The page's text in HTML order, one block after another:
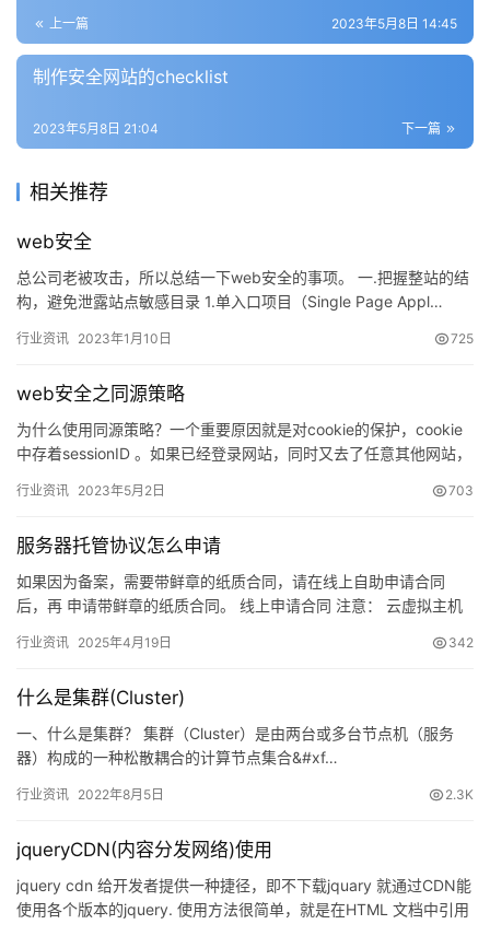
公
答
社
区
速
盾
动
上一篇 2023年5月8日 14:45
制作安全网站的checklist
下一篇
2023年5月8日 21:04
相关推荐
web安全
总公司老被攻击，所以总结一下web安全的事项。 一.把握整站的结
构，避免泄露站点敏感目录 1.单入口项目（Single Page Appl…
行业资讯 2023年1月10日 725
web安全之同源策略
为什么使用同源策略？一个重要原因就是对cookie的保护，cookie
中存着sessionID 。如果已经登录网站，同时又去了任意其他网站，
行业资讯 2023年5月2日 703
服务器托管协议怎么申请
如果因为备案，需要带鲜章的纸质合同，请在线上自助申请合同
后，再 申请带鲜章的纸质合同。 线上申请合同 注意： 云虚拟主机
行业资讯 2025年4月19日 342
什么是集群(Cluster)
一、什么是集群？ 集群（Cluster）是由两台或多台节点机（服务
器）构成的一种松散耦合的计算节点集合&#xf…
行业资讯 2022年8月5日 2.3K
jqueryCDN(内容分发网络)使用
jquery cdn 给开发者提供一种捷径，即不下载jquary 就通过CDN能
使用各个版本的jquery. 使用方法很简单，就是在HTML 文档中引用